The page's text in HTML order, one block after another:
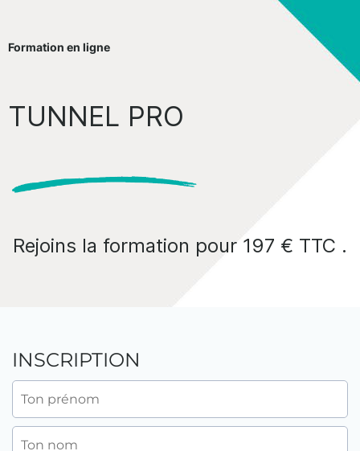
Formation en ligne
TUNNEL PRO
Rejoins la formation pour 197 € TTC .
INSCRIPTION